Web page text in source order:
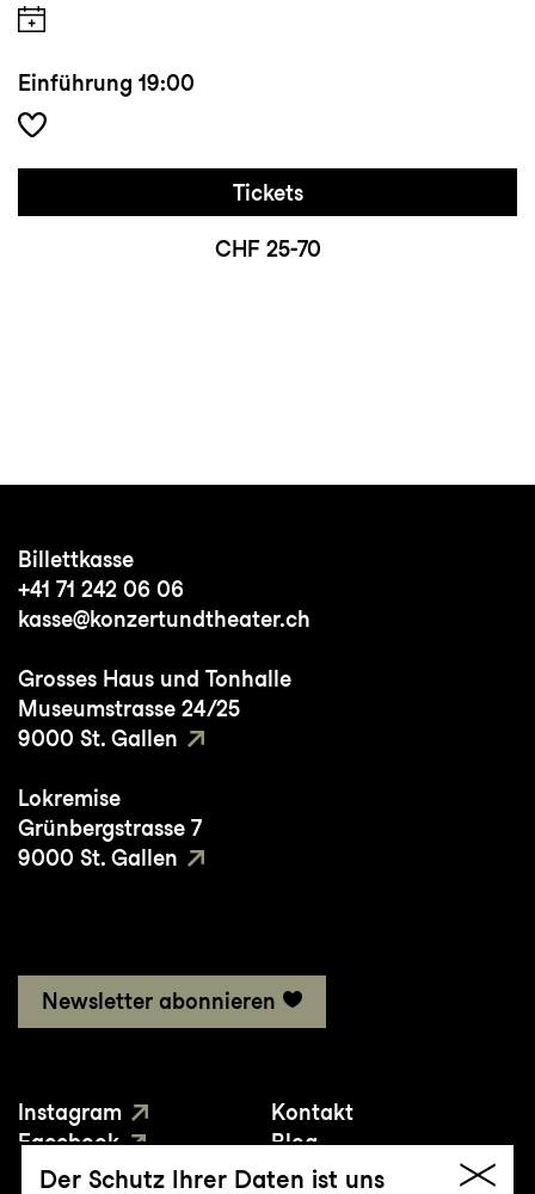
Einführung 19:00
Tickets
CHF 25-70
Billettkasse
+41 71 242 06 06
kasse@konzertundtheater.ch
Grosses Haus und Tonhalle
Museumstrasse 24/25
9000 St. Gallen
Lokremise
Grünbergstrasse 7
9000 St. Gallen
Newsletter abonnieren
Instagram
Facebook
YouTube
Kontakt
Blog
Presse
Der Schutz Ihrer Daten ist uns